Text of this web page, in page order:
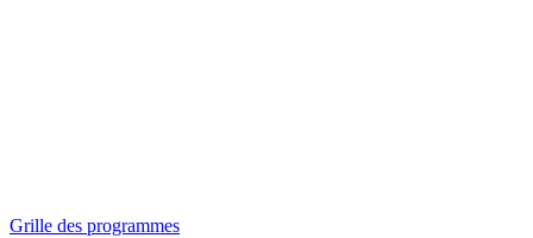
Grille des programmes